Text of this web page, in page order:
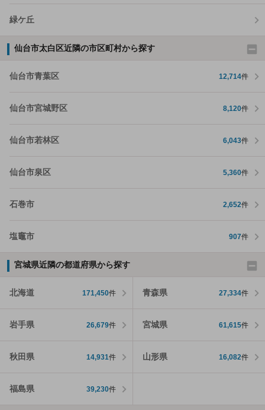
緑ケ丘
仙台市太白区近隣の市区町村から探す
仙台市青葉区 12,714件
仙台市宮城野区 8,120件
仙台市若林区 6,043件
仙台市泉区 5,360件
石巻市 2,652件
塩竈市 907件
宮城県近隣の都道府県から探す
北海道 171,450件 青森県 27,334件
岩手県 26,679件 宮城県 61,615件
秋田県 14,931件 山形県 16,082件
福島県 39,230件